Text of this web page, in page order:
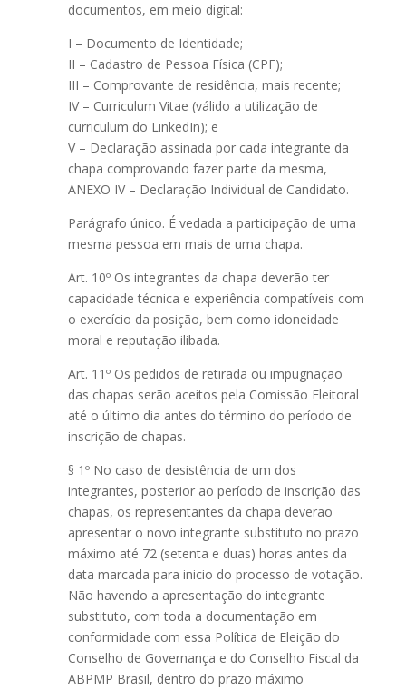
documentos, em meio digital:
I – Documento de Identidade;
II – Cadastro de Pessoa Física (CPF);
III – Comprovante de residência, mais recente;
IV – Curriculum Vitae (válido a utilização de
curriculum do LinkedIn); e
V – Declaração assinada por cada integrante da
chapa comprovando fazer parte da mesma,
ANEXO IV – Declaração Individual de Candidato.
Parágrafo único. É vedada a participação de uma
mesma pessoa em mais de uma chapa.
Art. 10º Os integrantes da chapa deverão ter
capacidade técnica e experiência compatíveis com
o exercício da posição, bem como idoneidade
moral e reputação ilibada.
Art. 11º Os pedidos de retirada ou impugnação
das chapas serão aceitos pela Comissão Eleitoral
até o último dia antes do término do período de
inscrição de chapas.
§ 1º No caso de desistência de um dos
integrantes, posterior ao período de inscrição das
chapas, os representantes da chapa deverão
apresentar o novo integrante substituto no prazo
máximo até 72 (setenta e duas) horas antes da
data marcada para inicio do processo de votação.
Não havendo a apresentação do integrante
substituto, com toda a documentação em
conformidade com essa Política de Eleição do
Conselho de Governança e do Conselho Fiscal da
ABPMP Brasil, dentro do prazo máximo